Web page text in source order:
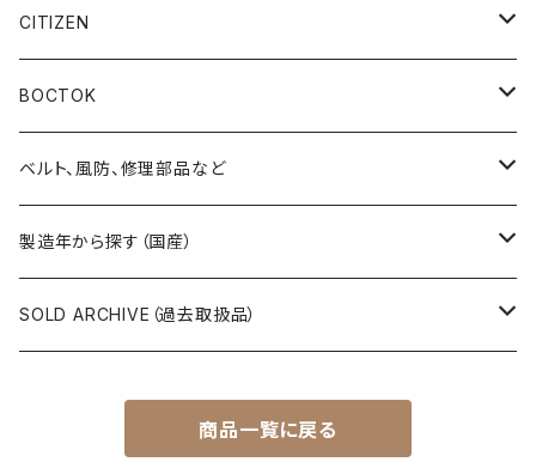
19SEIKO（21石）
その他の懐中時計
クラウン（CROWN）
クロノス（CRONOS）
スカイライナー（SKYLINER）
スポーツマン（SPORTSMAN）
チャンピオン（CHAMPION）
ユニーク（UNIQUE）
5アクタス（5ACTUS）
5”スポーツ”（5”SPORTS”）
5デラックス（DX）
スポーツマチック（SPORTSMATIC）
セイコーマチック（SEIKOMATIC）
プレスマチック（PRESSMATIC）
CITIZEN
手巻き腕時計
自動巻き腕時計
BOCTOK
Amphibia/アンフィビア
Komandirskie/コマンダスキー
Komandirskie Jr/コマンダスキージュニア
ベルト、風防、修理部品など
ステンレスベルト
風防（修理、交換用）
製造年から探す（国産）
1940年代
SOLD ARCHIVE（過去取扱品）
商品一覧に戻る